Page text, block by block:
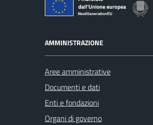
AMMINISTRAZIONE
Aree amministrative
Documenti e dati
Enti e fondazioni
Organi di governo